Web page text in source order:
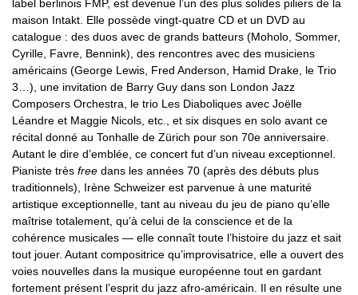
label berlinois FMP, est devenue l’un des plus solides piliers de la
maison Intakt. Elle possède vingt-quatre CD et un DVD au
catalogue : des duos avec de grands batteurs (Moholo, Sommer,
Cyrille, Favre, Bennink), des rencontres avec des musiciens
américains (George Lewis, Fred Anderson, Hamid Drake, le Trio
3…), une invitation de Barry Guy dans son London Jazz
Composers Orchestra, le trio Les Diaboliques avec Joëlle
Léandre et Maggie Nicols, etc., et six disques en solo avant ce
récital donné au Tonhalle de Zürich pour son 70e anniversaire.
Autant le dire d’emblée, ce concert fut d’un niveau exceptionnel.
Pianiste très free dans les années 70 (après des débuts plus
traditionnels), Irène Schweizer est parvenue à une maturité
artistique exceptionnelle, tant au niveau du jeu de piano qu’elle
maîtrise totalement, qu’à celui de la conscience et de la
cohérence musicales — elle connaît toute l’histoire du jazz et sait
tout jouer. Autant compositrice qu’improvisatrice, elle a ouvert des
voies nouvelles dans la musique européenne tout en gardant
fortement présent l’esprit du jazz afro-américain. Il en résulte une